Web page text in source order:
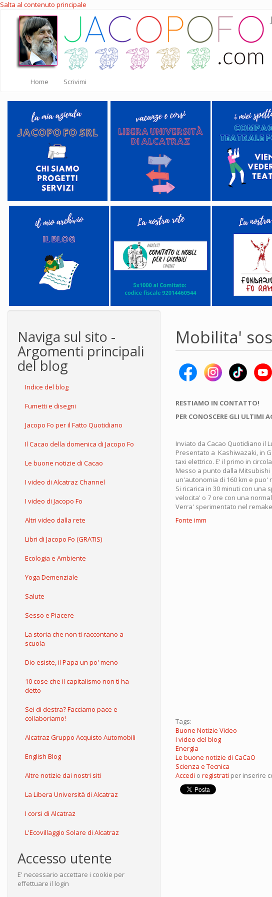
Salta al contenuto principale
Home Scrivimi
Naviga sul sito -
Argomenti principali
del blog
Indice del blog
Fumetti e disegni
Jacopo Fo per il Fatto Quotidiano
Il Cacao della domenica di Jacopo Fo
Le buone notizie di Cacao
I video di Alcatraz Channel
I video di Jacopo Fo
Altri video dalla rete
Libri di Jacopo Fo (GRATIS)
Ecologia e Ambiente
Yoga Demenziale
Salute
Sesso e Piacere
La storia che non ti raccontano a
scuola
Dio esiste, il Papa un po' meno
10 cose che il capitalismo non ti ha
detto
Sei di destra? Facciamo pace e
collaboriamo!
Alcatraz Gruppo Acquisto Automobili
English Blog
Altre notizie dai nostri siti
La Libera Università di Alcatraz
I corsi di Alcatraz
L'Ecovillaggio Solare di Alcatraz
Accesso utente
E' necessario accettare i cookie per
effettuare il login
Mobilita'
RESTIAMO IN CONTATTO!
PER CONOSCERE GLI ULTIMI
Inviato da Cacao Quotidiano il
Presentato a Kashiwazaki, in
taxi elettrico. E' il primo in
Messo a punto dalla
un'autonomia di 160 km e puo'
Si ricarica in 30 minuti con una
velocita' o 7 ore con una
Verra' sperimentato nel
Fonte imm
Tags:
Buone Notizie Video
I video del blog
Energia
Le buone notizie di CaCaO
Scienza e Tecnica
Accedi o registrati per inserire